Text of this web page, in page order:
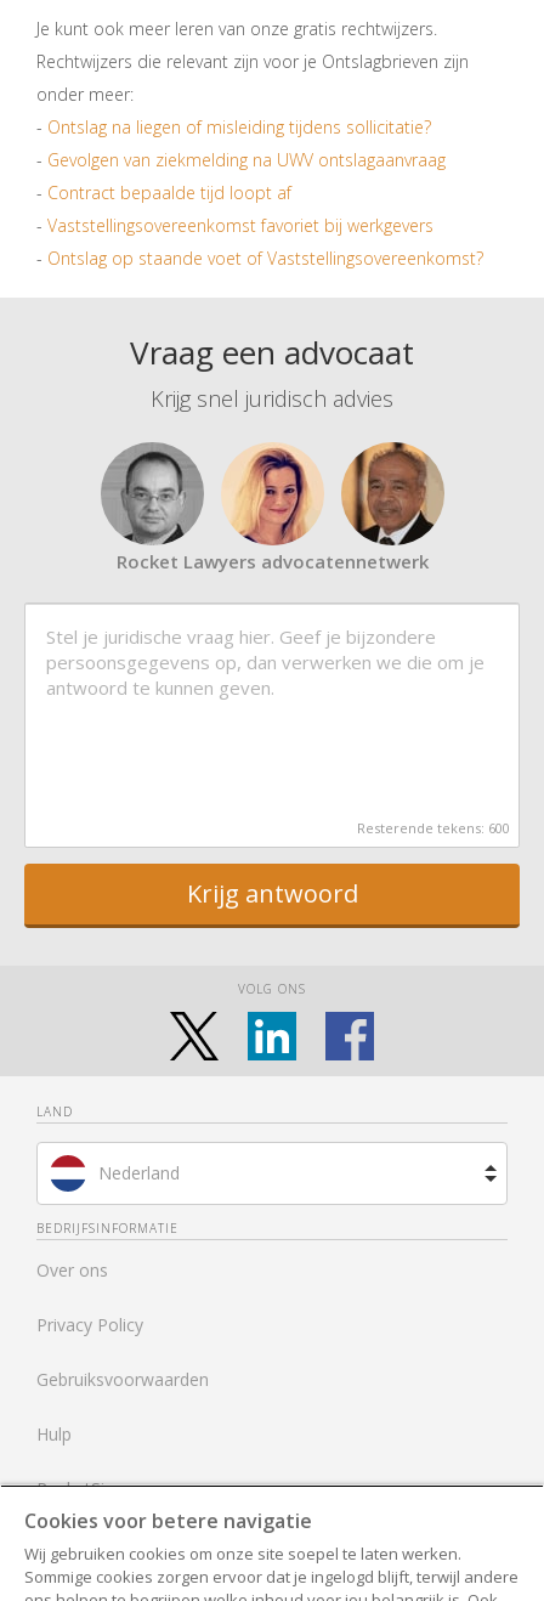
Je kunt ook meer leren van onze gratis rechtwijzers.
Rechtwijzers die relevant zijn voor je Ontslagbrieven zijn
onder meer:
- Ontslag na liegen of misleiding tijdens sollicitatie?
- Gevolgen van ziekmelding na UWV ontslagaanvraag
- Contract bepaalde tijd loopt af
- Vaststellingsovereenkomst favoriet bij werkgevers
- Ontslag op staande voet of Vaststellingsovereenkomst?
Vraag een advocaat
Krijg snel juridisch advies
Rocket Lawyers advocatennetwerk
Resterende tekens: 600
Krijg antwoord
VOLG ONS
LAND
Nederland
Brazilië
Spanje
Frankrijk
Verenigd Koninkrijk
BEDRIJFSINFORMATIE
Over ons
Privacy Policy
Gebruiksvoorwaarden
Hulp
RocketSign
Neem contact op
Cookies voor betere navigatie
Wij gebruiken cookies om onze site soepel te laten werken.
Sommige cookies zorgen ervoor dat je ingelogd blijft, terwijl andere